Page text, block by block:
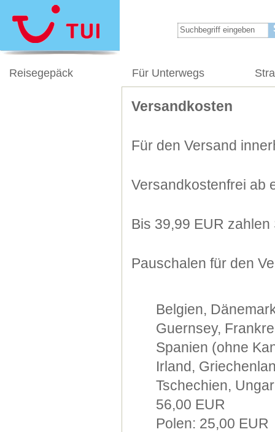
Reisegepäck Für Unterwegs
Versandkosten
Für den Versand
Versandkostenfrei ab
Bis 39,99 EUR
Pauschalen für den
Belgien,
Guernsey,
Spanien (ohne
Irland,
Tschechien,
56,00 EUR
Polen: 25,00 EUR